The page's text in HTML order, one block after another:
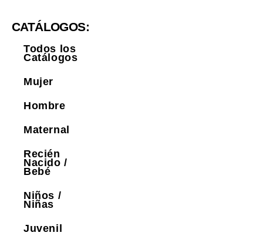
CATÁLOGOS:
Todos los
Catálogos
Mujer
Hombre
Maternal
Recién
Nacido /
Bebé
Niños /
Niñas
Juvenil